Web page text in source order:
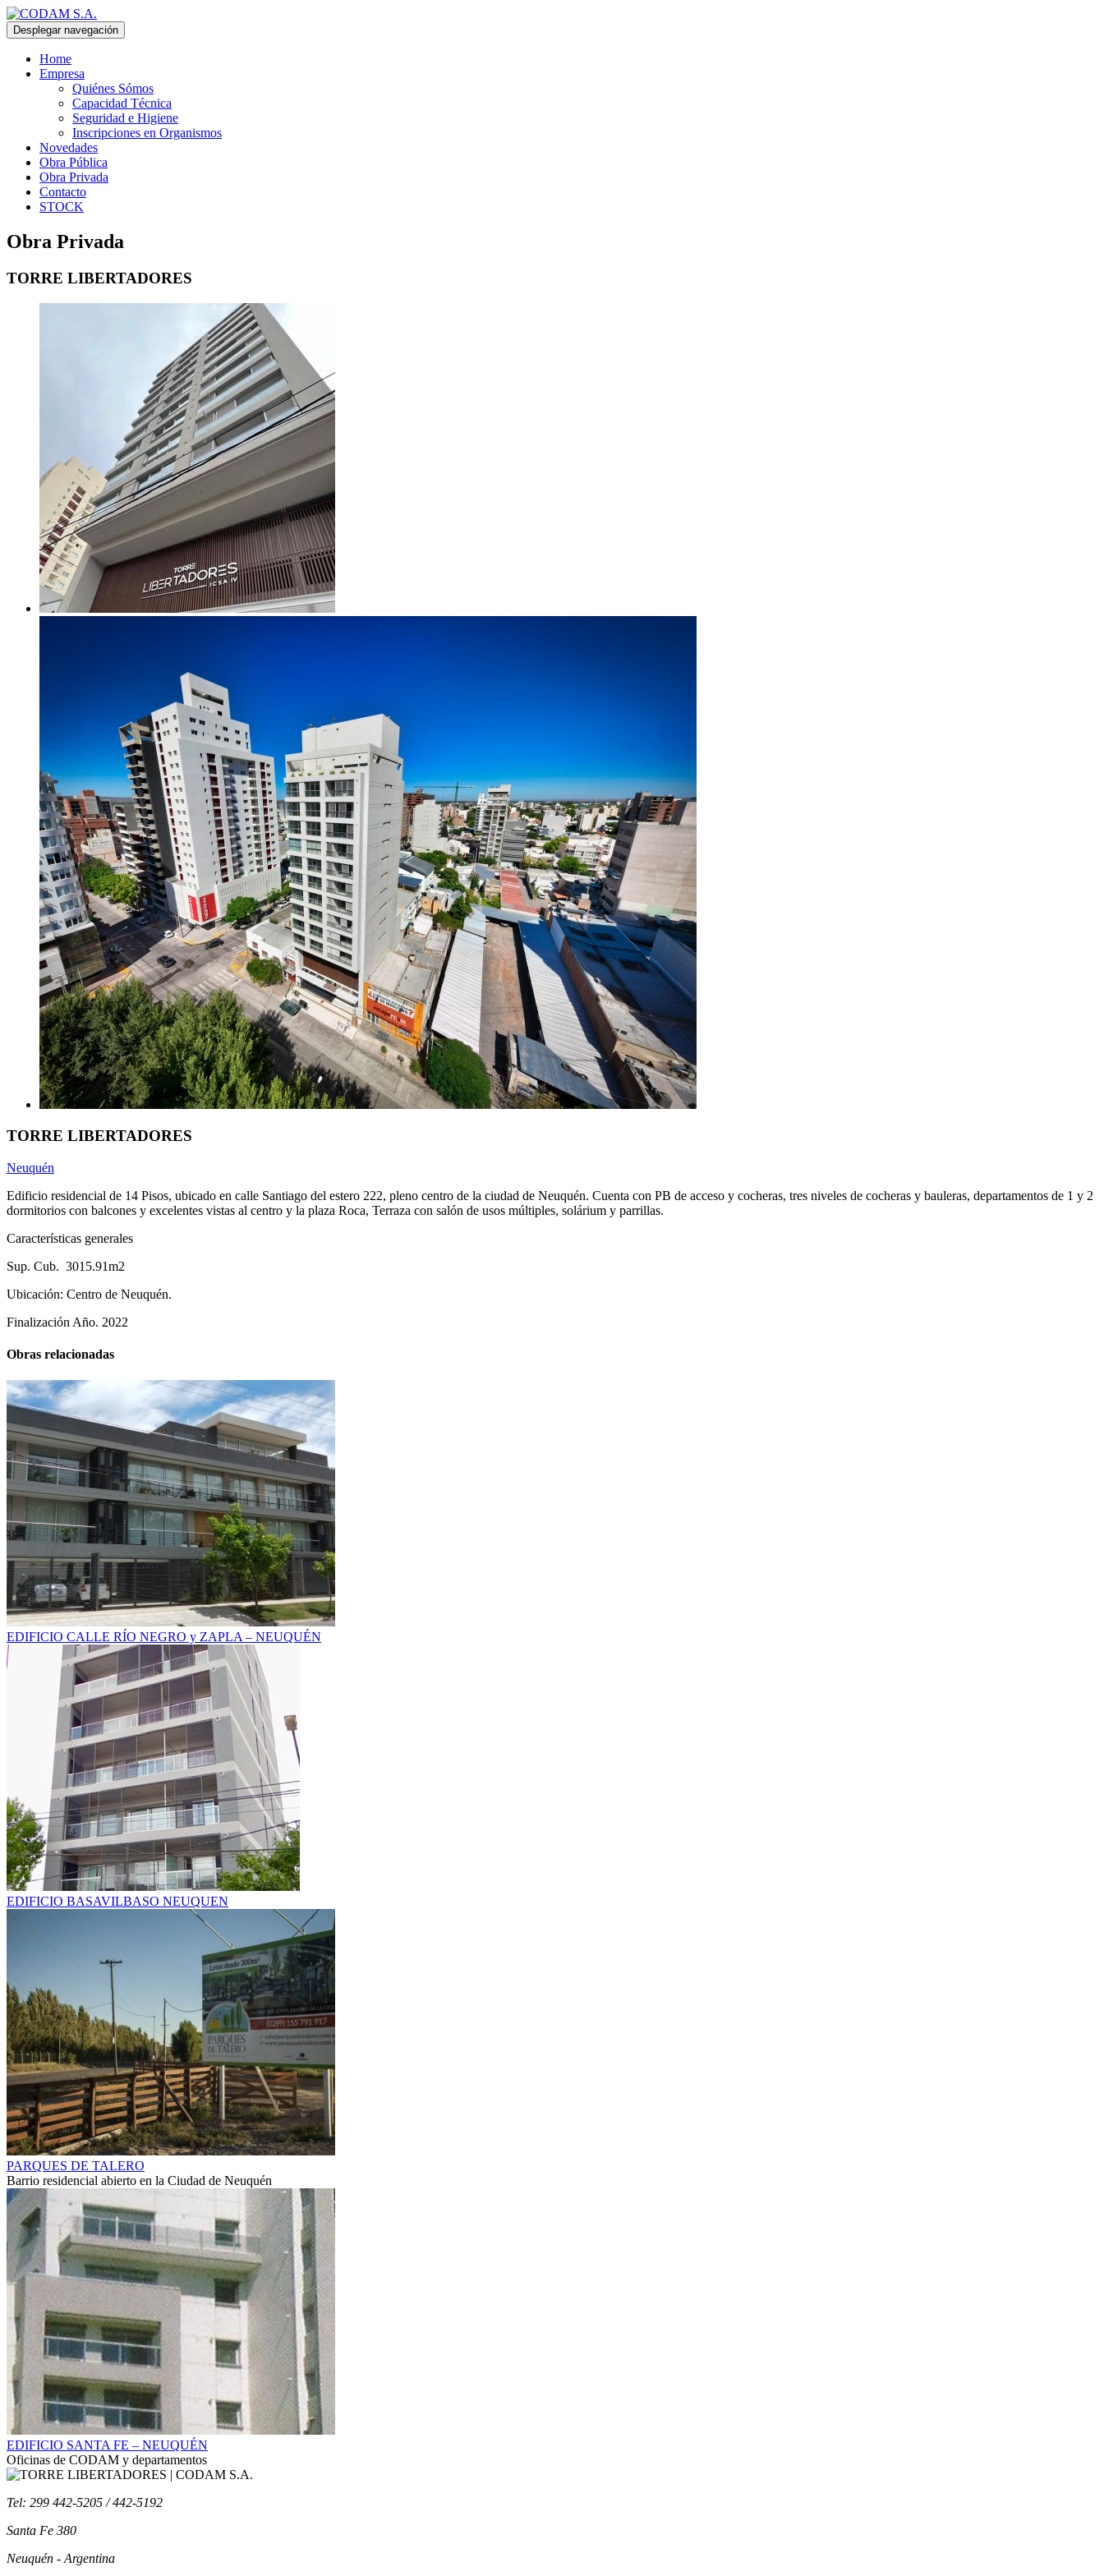
Desplegar navegación
Home
Empresa
Quiénes Sómos
Capacidad Técnica
Seguridad e Higiene
Inscripciones en Organismos
Novedades
Obra Pública
Obra Privada
Contacto
STOCK
Obra Privada
TORRE LIBERTADORES
TORRE LIBERTADORES
Neuquén
Edificio residencial de 14 Pisos, ubicado en calle Santiago del estero 222, pleno centro de la ciudad de Neuquén. Cuenta con PB de acceso y cocheras, tres niveles de cocheras y bauleras, departamentos de 1 y 2
dormitorios con balcones y excelentes vistas al centro y la plaza Roca, Terraza con salón de usos múltiples, solárium y parrillas.
Características generales
Sup. Cub. 3015.91m2
Ubicación: Centro de Neuquén.
Finalización Año. 2022
Obras relacionadas
EDIFICIO CALLE RÍO NEGRO y ZAPLA – NEUQUÉN
EDIFICIO BASAVILBASO NEUQUEN
PARQUES DE TALERO
Barrio residencial abierto en la Ciudad de Neuquén
EDIFICIO SANTA FE – NEUQUÉN
Oficinas de CODAM y departamentos
Tel: 299 442-5205 / 442-5192
Santa Fe 380
Neuquén - Argentina